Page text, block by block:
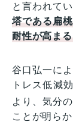
と言われて
塔である扁
耐性が高ま
谷口弘一に
トレス低減
より、気分
ことが明ら